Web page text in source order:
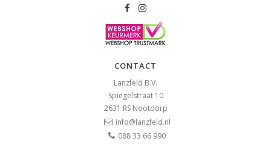
CONTACT
Lanzfeld B.V.
Spiegelstraat 10
2631 RS Nootdorp
info@lanzfeld.nl
088 33 66 990